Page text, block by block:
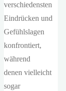
verschiedensten
Eindrücken und
Gefühlslagen
konfrontiert,
während
denen vielleicht
sogar